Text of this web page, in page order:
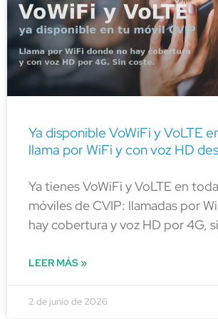
Ya disponible VoWiFi y VoLTE
llama por WiFi y con voz HD
Ya tienes VoWiFi y VoLTE en
móviles de CVIP: llamadas por
hay cobertura y voz HD por 4G,
LEER MÁS »
2 de junio de 2026